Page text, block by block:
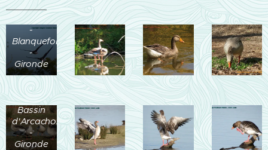
Parc de
Majolan
-
Blanquefort
-
Gironde
Parc
Ornitologique
- Teich -
Bassin
d'Arcachon
-
Gironde